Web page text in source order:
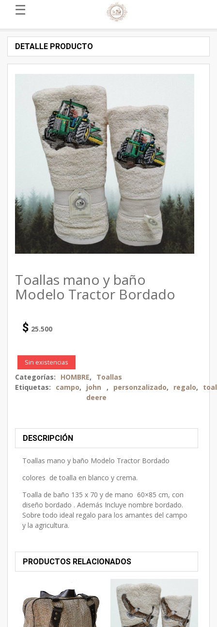
☰
DETALLE PRODUCTO
Toallas mano y baño
Modelo Tractor Bordado
$ 25.500
Sin existencias
Categorías: HOMBRE,
Toallas
Etiquetas:
campo,
john
deere
, personzalizado, regalo,
DESCRIPCIÓN
Toallas mano y baño Modelo Tractor Bordado
colores de toalla en blanco y crema.
Toalla de baño 135 x 70 y de mano 60×85 cm, con
diseño bordado . Además Incluye nombre bordado.
Sobre todo ideal regalo para los amantes del campo
y la agricultura.
PRODUCTOS RELACIONADOS